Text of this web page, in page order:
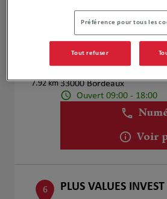
7.92 km
BANTEGNY Martin
33000 Bordeaux
Ouvert 09:00 - 18:00
Voir
6 PLUS VALUES INVEST
Préférence pour tous les
Tout refuser